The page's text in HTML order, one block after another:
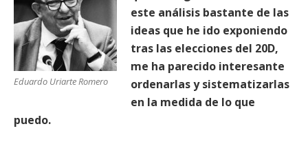
Eduardo Uriarte Romero
este análisis bastante de las
ideas que he ido exponiendo
tras las elecciones del 20D,
me ha parecido interesante
ordenarlas y sistematizarlas
en la medida de lo que
puedo.